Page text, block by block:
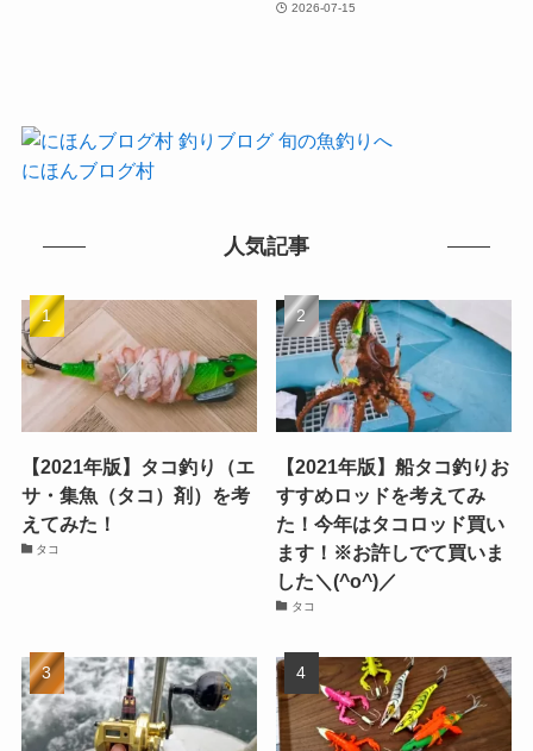
2026-07-15
にほんブログ村
人気記事
【2021年版】タコ釣り（エ
サ・集魚（タコ）剤）を考
えてみた！
タコ
【2021年版】船タコ釣りお
すすめロッドを考えてみ
た！今年はタコロッド買い
ます！※お許しでて買いま
した＼(^o^)／
タコ